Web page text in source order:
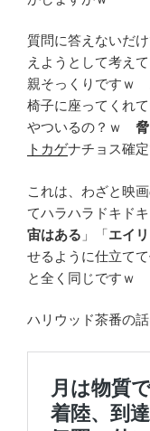
質問に答えないだ
えようとして考え
親そっくりですｗ
椅子に座ってくれ
やついるの？ｗ
トカゲナチョス確
これは、わざと映
てハラハラドキド
宙はある 」「エイ
せるように仕立て
と全く同じですｗ
ハリウッド茶番の